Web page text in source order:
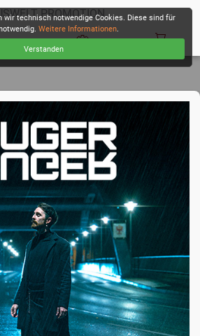
PROMOTION
wir technisch notwendige Cookies. Diese sind für
Weitere Informationen.
Verstanden